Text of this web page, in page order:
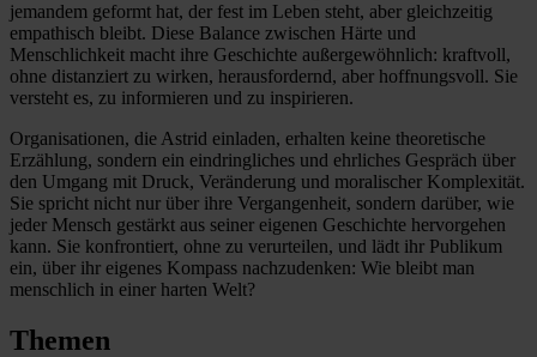
jemandem geformt hat, der fest im Leben steht, aber gleichzeitig
empathisch bleibt. Diese Balance zwischen Härte und
Menschlichkeit macht ihre Geschichte außergewöhnlich: kraftvoll,
ohne distanziert zu wirken, herausfordernd, aber hoffnungsvoll. Sie
versteht es, zu informieren und zu inspirieren.
Organisationen, die Astrid einladen, erhalten keine theoretische
Erzählung, sondern ein eindringliches und ehrliches Gespräch über
den Umgang mit Druck, Veränderung und moralischer Komplexität.
Sie spricht nicht nur über ihre Vergangenheit, sondern darüber, wie
jeder Mensch gestärkt aus seiner eigenen Geschichte hervorgehen
kann. Sie konfrontiert, ohne zu verurteilen, und lädt ihr Publikum
ein, über ihr eigenes Kompass nachzudenken: Wie bleibt man
menschlich in einer harten Welt?
Themen